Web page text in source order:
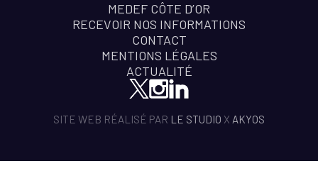
MEDEF CÔTE D’OR
RECEVOIR NOS INFORMATIONS
CONTACT
MENTIONS LÉGALES
ACTUALITÉ
SITE WEB RÉALISÉ PAR LE STUDIO X AKYOS